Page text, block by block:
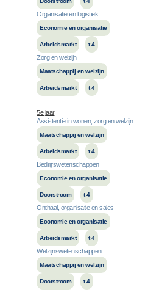
Organisatie en logistiek
Economie en organisatie
Arbeidsmarkt t 4
Zorg en welzijn
Maatschappij en welzijn
Arbeidsmarkt t 4
5e jaar
Assistentie in wonen, zorg en welzijn
Maatschappij en welzijn
Arbeidsmarkt t 4
Bedrijfswetenschappen
Economie en organisatie
Doorstroom t 4
Onthaal, organisatie en sales
Economie en organisatie
Arbeidsmarkt t 4
Welzijnswetenschappen
Maatschappij en welzijn
Doorstroom t 4